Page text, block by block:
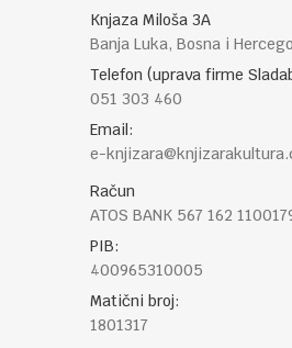
Knjaza Miloša 3A
Banja Luka, Bosna i
Telefon (uprava firme
051 303 460
Email:
e-
Račun
ATOS BANK 567 162
PIB:
400965310005
Matični broj:
1801317